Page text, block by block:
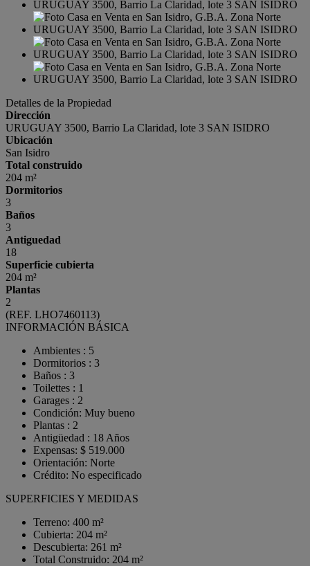
Detalles de la Propiedad
Dirección
URUGUAY 3500, Barrio La Claridad, lote 3 SAN ISIDRO
Ubicación
San Isidro
Total construido
204 m²
Dormitorios
3
Baños
3
Antiguedad
18
Superficie cubierta
204 m²
Plantas
2
(REF. LHO7460113)
INFORMACIÓN BÁSICA
Ambientes : 5
Dormitorios : 3
Baños : 3
Toilettes : 1
Garages : 2
Condición: Muy bueno
Plantas : 2
Antigüedad : 18 Años
Expensas: $ 519.000
Orientación: Norte
Crédito: No especificado
SUPERFICIES Y MEDIDAS
Terreno: 400 m²
Cubierta: 204 m²
Descubierta: 261 m²
Total Construido: 204 m²